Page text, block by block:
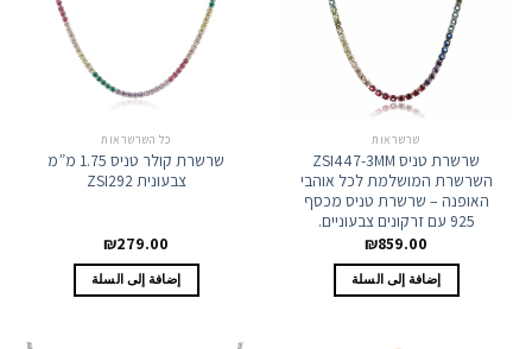
שרשראות
שרשרת טניס ZSI447-3MM
השרשרת המושלמת לכל אוהבי
האופנה – שרשרת טניס מכסף
925 עם זרקונים צבעוניים.
₪859.00
إضافة إلى السلة
כל השרשראות
שרשרת קולר טניס 1.75 מ”מ
צבעונית ZSI292
₪279.00
إضافة إلى السلة